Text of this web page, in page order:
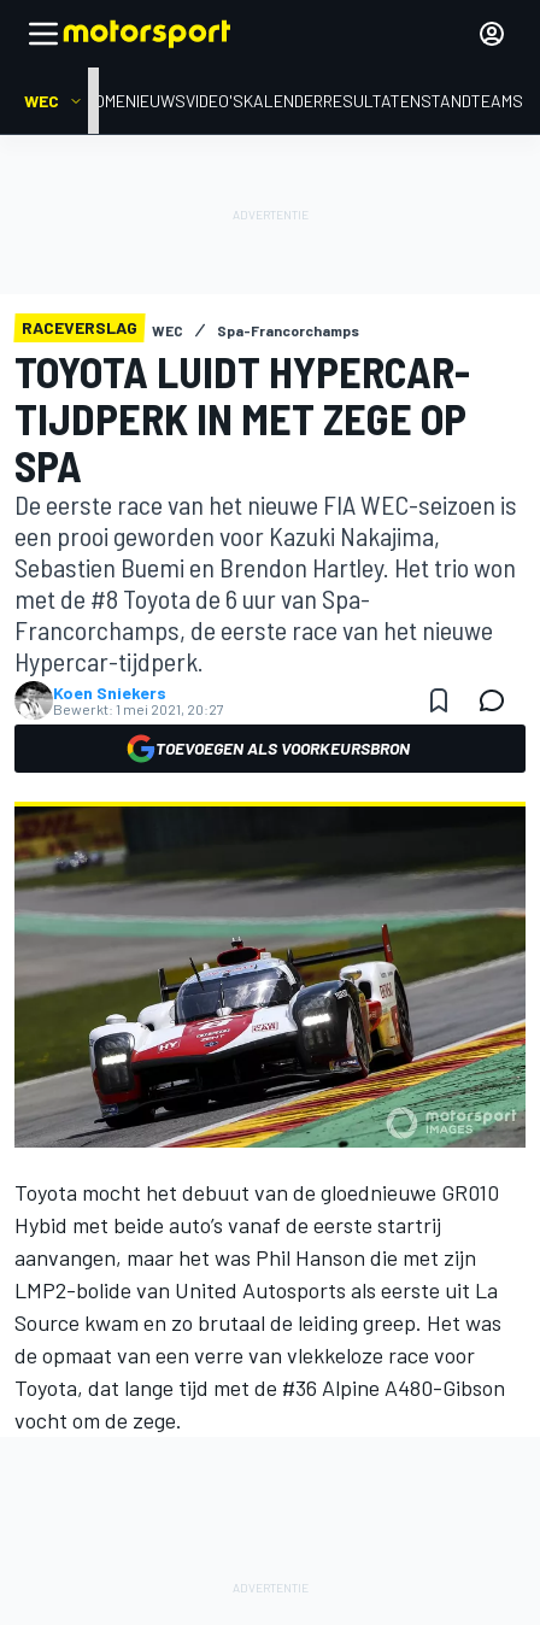
WEC HOMENIEUWSVIDEO'SKALENDERRESULTATENSTANDTEAMS
RACEVERSLAG WEC Spa-Francorchamps
TOYOTA LUIDT HYPERCAR-
TIJDPERK IN MET ZEGE OP
SPA
De eerste race van het nieuwe FIA WEC-seizoen is
een prooi geworden voor Kazuki Nakajima,
Sebastien Buemi en Brendon Hartley. Het trio won
met de #8 Toyota de 6 uur van Spa-
Francorchamps, de eerste race van het nieuwe
Hypercar-tijdperk.
Koen Sniekers
Bewerkt: 1 mei 2021, 20:27
TOEVOEGEN ALS VOORKEURSBRON
Toyota mocht het debuut van de gloednieuwe GR010
Hybid met beide auto’s vanaf de eerste startrij
aanvangen, maar het was Phil Hanson die met zijn
LMP2-bolide van United Autosports als eerste uit La
Source kwam en zo brutaal de leiding greep. Het was
de opmaat van een verre van vlekkeloze race voor
Toyota, dat lange tijd met de #36 Alpine A480-Gibson
vocht om de zege.